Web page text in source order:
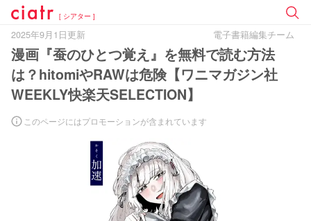
[ シアター ]
2025年9月1日更新 電子書籍編集チーム
漫画『蚕のひとつ覚え』を無料で読む方法
は？hitomiやRAWは危険【ワニマガジン社
WEEKLY快楽天SELECTION】
このページにはプロモーションが含まれています